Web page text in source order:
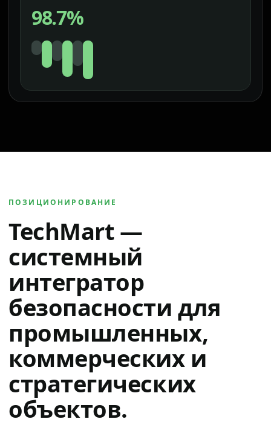
98.7%
ПОЗИЦИОНИРОВАНИЕ
TechMart —
системный
интегратор
безопасности для
промышленных,
коммерческих и
стратегических
объектов.